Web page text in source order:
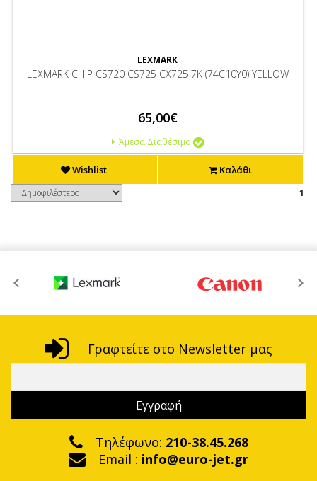
LEXMARK
LEXMARK CHIP CS720 CS725 CX725 7K (74C10Y0) YELLOW
65,00€
Άμεσα Διαθέσιμο
Wishlist Καλάθι
1
Γραφτείτε στο Newsletter μας
Τηλέφωνο: 210-38.45.268
Email : info@euro-jet.gr